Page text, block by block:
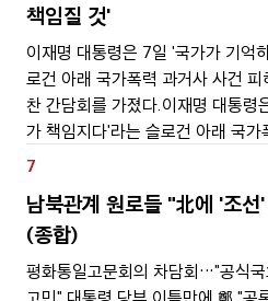
책임질 것'
이재명 대통령은 7일 '국가가 기억
로건 아래 국가폭력 과거사 사건
찬 간담회를 가졌다.이재명 대통령
가 책임지다'라는 슬로건 아래 국
청와대로 초청해 오찬 간담회를 가
7
남북관계 원로들 "北에 '조
(종합)
평화통일고문회의 차담회…"공식